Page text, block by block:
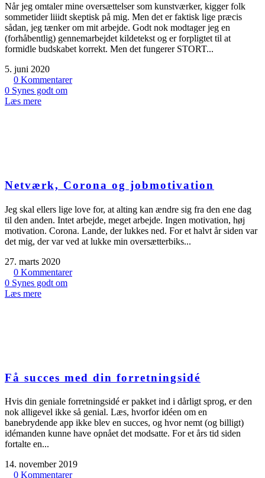
Når jeg omtaler mine oversættelser som kunstværker, kigger folk
sommetider liiidt skeptisk på mig. Men det er faktisk lige præcis
sådan, jeg tænker om mit arbejde. Godt nok modtager jeg en
(forhåbentlig) gennemarbejdet kildetekst og er forpligtet til at
formidle budskabet korrekt. Men det fungerer STORT...
5. juni 2020
0 Kommentarer
0 Synes godt om
Læs mere
Netværk, Corona og jobmotivation
Jeg skal ellers lige love for, at alting kan ændre sig fra den ene dag
til den anden. Intet arbejde, meget arbejde. Ingen motivation, høj
motivation. Corona. Lande, der lukkes ned. For et halvt år siden var
det mig, der var ved at lukke min oversætterbiks...
27. marts 2020
0 Kommentarer
0 Synes godt om
Læs mere
Få succes med din forretningsidé
Hvis din geniale forretningsidé er pakket ind i dårligt sprog, er den
nok alligevel ikke så genial. Læs, hvorfor idéen om en
banebrydende app ikke blev en succes, og hvor nemt (og billigt)
idémanden kunne have opnået det modsatte. For et års tid siden
fortalte en...
14. november 2019
0 Kommentarer